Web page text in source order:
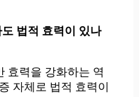
법적 효력이 있나
효력을 강화하는 역
자체로 법적 효력이